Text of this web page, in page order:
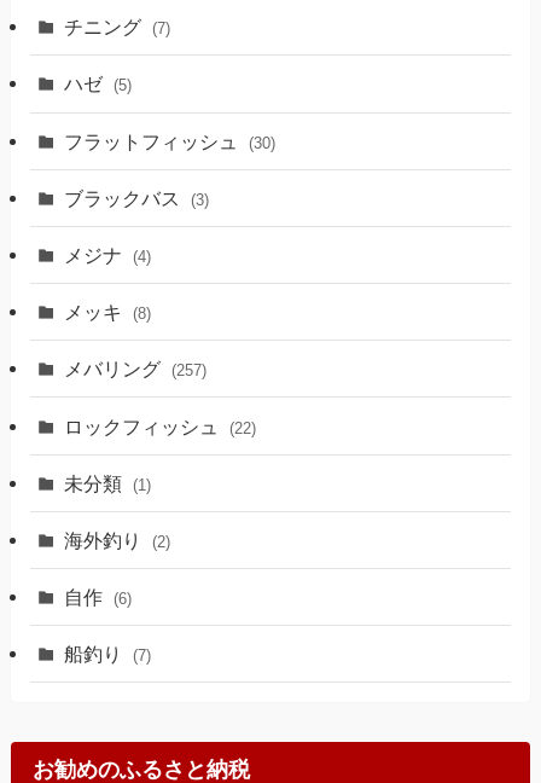
チニング (7)
ハゼ (5)
フラットフィッシュ (30)
ブラックバス (3)
メジナ (4)
メッキ (8)
メバリング (257)
ロックフィッシュ (22)
未分類 (1)
海外釣り (2)
自作 (6)
船釣り (7)
お勧めのふるさと納税